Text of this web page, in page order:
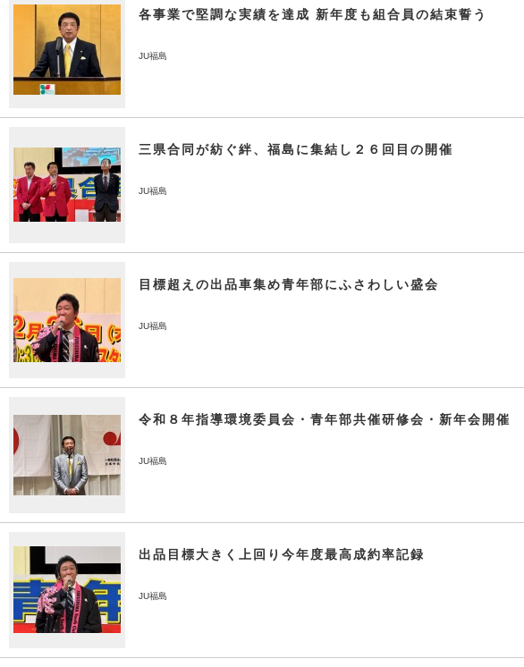
各事業で堅調な実績を達成 新年度も組合員の結束誓う
JU福島
三県合同が紡ぐ絆、福島に集結し２６回目の開催
JU福島
目標超えの出品車集め青年部にふさわしい盛会
JU福島
令和８年指導環境委員会・青年部共催研修会・新年会開催
JU福島
出品目標大きく上回り今年度最高成約率記録
JU福島